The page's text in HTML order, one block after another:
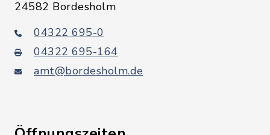
24582 Bordesholm
04322 695-0
04322 695-164
amt@bordesholm.de